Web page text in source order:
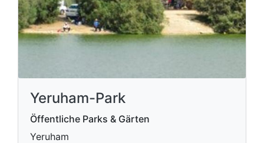
Yeruham-Park
Öffentliche Parks & Gärten
Yeruham